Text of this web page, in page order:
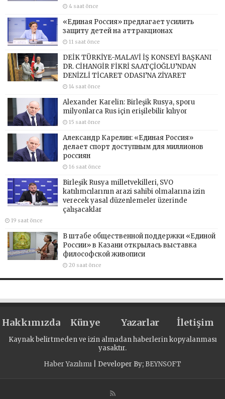
4 saat önce
«Единая Россия» предлагает усилить
защиту детей на аттракционах
11 saat önce
DEİK TÜRKİYE-MALAVİ İŞ KONSEYİ BAŞKANI
DR. CİHANGİR FİKRİ SAATÇİOĞLU’NDAN
DENİZLİ TİCARET ODASI’NA ZİYARET
14 saat önce
Alexander Karelin: Birleşik Rusya, sporu
milyonlarca Rus için erişilebilir kılıyor
15 saat önce
Александр Карелин: «Единая Россия»
делает спорт доступным для миллионов
россиян
16 saat önce
Birleşik Rusya milletvekilleri, SVO
katılımcılarının arazi sahibi olmalarına izin
verecek yasal düzenlemeler üzerinde
çalışacaklar
19 saat önce
В штабе общественной поддержки «Единой
России» в Казани открылась выставка
философской живописи
20 saat önce
Hakkımızda Künye Yazarlar İletişim
Kaynak belirtmeden ve izin almadan haberlerin kopyalanması
yasaktır.
Haber Yazılımı | Developer By; BEYNSOFT